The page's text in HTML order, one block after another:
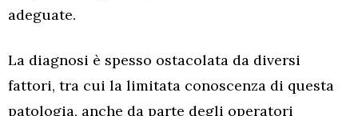
adeguate.
La diagnosi è spesso ostacolata da diversi
fattori, tra cui la limitata conoscenza di questa
patologia, anche da parte degli operatori